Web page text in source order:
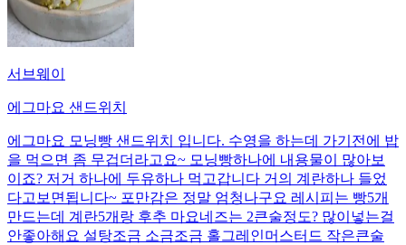
서브웨이
에그마요 샌드위치
에그마요 모닝빵 샌드위치 입니다. 수영을 하는데 가기전에 밥
을 먹으면 좀 무겁더라고요~ 모닝빵하나에 내용물이 많아보
이죠? 저거 하나에 두유하나 먹고갑니다 거의 계란하나 들었
다고보면됩니다~ 포만감은 정말 엄청나구요 레시피는 빵5개
만드는데 계란5개랑 후추 마요네즈는 2큰술정도? 많이넣는걸
안좋아해요 설탕조금 소금조금 홀그레인머스터드 작은큰술